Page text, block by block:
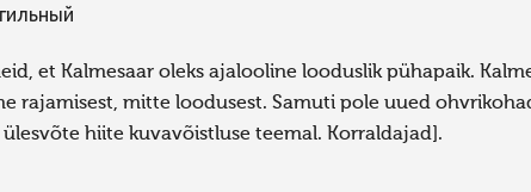
et Kalmesaar oleks ajalooline looduslik pühapaik.
rajamisest, mitte loodusest. Samuti pole uued
ülesvõte hiite kuvavõistluse teemal. Korraldajad].